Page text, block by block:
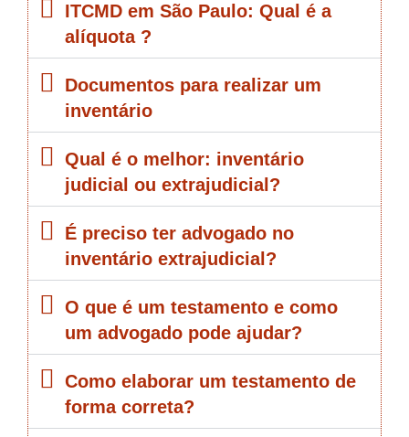
ITCMD em São Paulo: Qual é a
alíquota ?
Documentos para realizar um
inventário
Qual é o melhor: inventário
judicial ou extrajudicial?
É preciso ter advogado no
inventário extrajudicial?
O que é um testamento e como
um advogado pode ajudar?
Como elaborar um testamento de
forma correta?